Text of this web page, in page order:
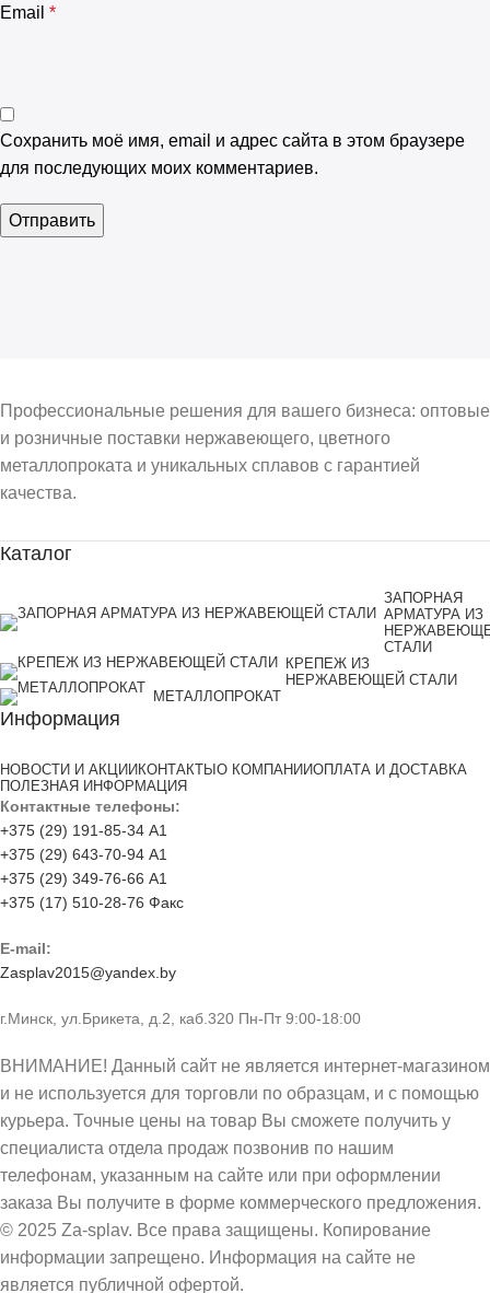
Email *
Сохранить моё имя, email и адрес сайта в этом браузере
для последующих моих комментариев.
Профессиональные решения для вашего бизнеса: оптовые
и розничные поставки нержавеющего, цветного
металлопроката и уникальных сплавов с гарантией
качества.
Каталог
ЗАПОРНАЯ
АРМАТУРА ИЗ
СТАЛИ
КРЕПЕЖ ИЗ
НЕРЖАВЕЮЩЕЙ СТАЛИ
МЕТАЛЛОПРОКАТ
Информация
НОВОСТИ И АКЦИИ КОНТАКТЫ О КОМПАНИИОПЛАТА И ДОСТАВКА
ПОЛЕЗНАЯ ИНФОРМАЦИЯ
Контактные телефоны:
+375 (29) 191-85-34 А1
+375 (29) 643-70-94 А1
+375 (29) 349-76-66 А1
+375 (17) 510-28-76 Факс
E-mail:
Zasplav2015@yandex.by
г.Минск, ул.Брикета, д.2, каб.320 Пн-Пт 9:00-18:00
ВНИМАНИЕ! Данный сайт не является интернет-магазином
и не используется для торговли по образцам, и с помощью
курьера. Точные цены на товар Вы сможете получить у
специалиста отдела продаж позвонив по нашим
телефонам, указанным на сайте или при оформлении
заказа Вы получите в форме коммерческого предложения.
© 2025 Za-splav. Все права защищены. Копирование
информации запрещено. Информация на сайте не
является публичной офертой.